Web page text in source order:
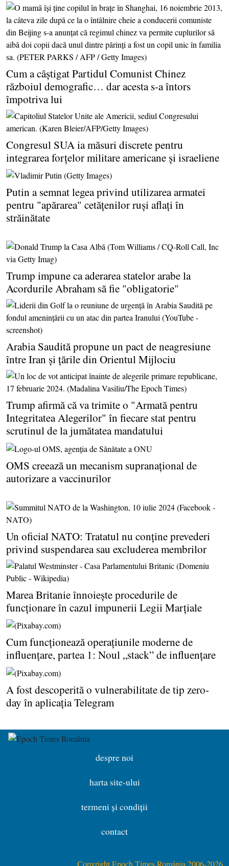
Cum a câştigat Partidul Comunist Chinez
războiul demografic… dar acesta s-a întors
împotriva lui
Congresul SUA ia măsuri discrete pentru
integrarea forţelor militare americane şi israeliene
Putin a semnat legea privind utilizarea armatei
pentru "apărarea" cetăţenilor ruşi aflaţi în
străinătate
Trump impune ca aderarea statelor arabe la
Acordurile Abraham să fie "obligatorie"
Arabia Saudită propune un pact de neagresiune
între Iran şi ţările din Orientul Mijlociu
Trump afirmă că va trimite o "Armată pentru
Integritatea Alegerilor" în fiecare stat pentru
scrutinul de la jumătatea mandatului
OMS creează un mecanism supranaţional de
autorizare a vaccinurilor
Un oficial NATO: Tratatul nu conţine prevederi
privind suspendarea sau excluderea membrilor
Marea Britanie înnoieşte procedurile de
funcţionare în cazul impunerii Legii Marţiale
Cum funcţionează operaţiunile moderne de
influenţare, partea 1: Noul „stack” de influenţare
A fost descoperită o vulnerabilitate de tip zero-
day în aplicaţia Telegram
despre noi
harta site-ului
termeni și condiții
contact
Copyright Epoch Times România 2006-2026